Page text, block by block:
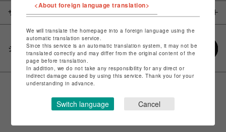
サイズ
シェアする
<About foreign language translation>
We will translate the homepage into a foreign language using the
automatic translation service.
Since this service is an automatic translation system, it may not be
translated correctly and may differ from the original content of the
page before translation.
In addition, we do not take any responsibility for any direct or
indirect damage caused by using this service. Thank you for your
understanding in advance.
Switch language Cancel